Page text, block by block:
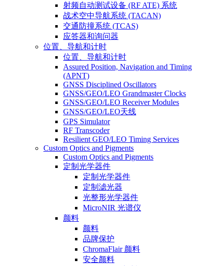
射频自动测试设备 (RF ATE) 系统
战术空中导航系统 (TACAN)
交通防撞系统 (TCAS)
应答器和询问器
位置、导航和计时
位置、导航和计时
Assured Position, Navigation and Timing
(APNT)
GNSS Disciplined Oscillators
GNSS/GEO/LEO Grandmaster Clocks
GNSS/GEO/LEO Receiver Modules
GNSS/GEO/LEO天线
GPS Simulator
RF Transcoder
Resilient GEO/LEO Timing Services
Custom Optics and Pigments
Custom Optics and Pigments
定制光学器件
定制光学器件
定制滤光器
光整形光学器件
MicroNIR 光谱仪
颜料
颜料
品牌保护
ChromaFlair 颜料
安全颜料